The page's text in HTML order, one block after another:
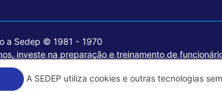
a Sedep © 1981 - 1970
investe na preparação e treinamento de
que contemplam informações seguras e excelentes
A SEDEP utiliza cookies e outras tecnologias